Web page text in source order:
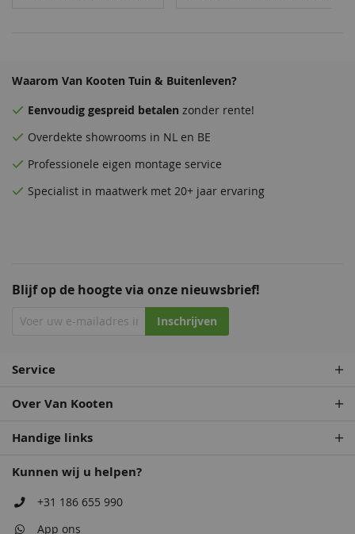
Blijf op de hoogte via onze nieuwsbrief!
Inschrijven
Waarom Van Kooten Tuin & Buitenleven?
Eenvoudig gespreid betalen zonder rente!
Overdekte showrooms in NL en BE
Professionele eigen montage service
Specialist in maatwerk met 20+ jaar ervaring
Service
Over Van Kooten
Handige links
Kunnen wij u helpen?
+31 186 655 990
App ons